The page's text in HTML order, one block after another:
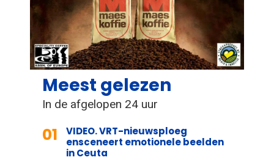
Meest gelezen
In de afgelopen 24 uur
01
VIDEO. VRT-nieuwsploeg
ensceneert emotionele beelden
in Ceuta